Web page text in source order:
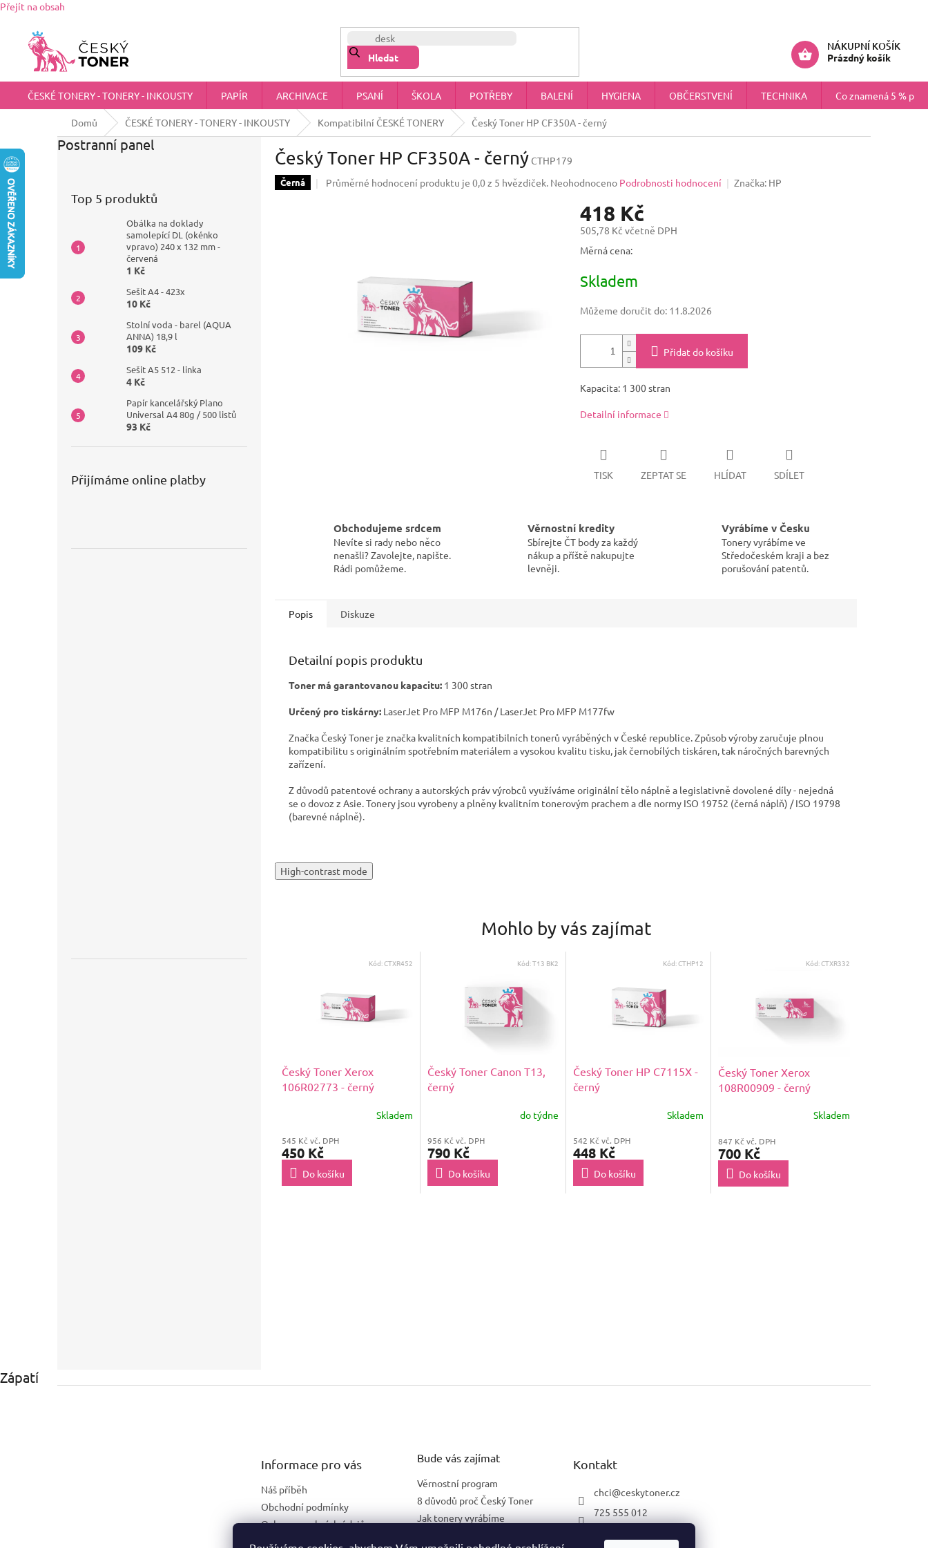
Přejít na obsah
chci@ceskytoner.cz
Hledat
NÁKUPNÍ KOŠÍK
Prázdný košík
ČESKÉ TONERY - TONERY - INKOUSTY PAPÍR ARCHIVACE PSANÍ ŠKOLA POTŘEBY BALENÍ HYGIENA OBČERSTVENÍ TECHNIKA Co znamená 5 %
Domů ČESKÉ TONERY - TONERY - INKOUSTY Kompatibilní ČESKÉ TONERY Český Toner HP CF350A - černý
Postranní panel
Top 5 produktů
Obálka na doklady
samolepící DL (okénko
vpravo) 240 x 132 mm -
červená
1 Kč
Sešit A4 - 423x
10 Kč
Stolní voda - barel (AQUA
ANNA) 18,9 l
109 Kč
Sešit A5 512 - linka
4 Kč
Papír kancelářský Plano
Universal A4 80g / 500 listů
93 Kč
Přijímáme online platby
Český Toner HP CF350A - černý CTHP179
Černá Průměrné hodnocení produktu je 0,0 z 5 hvězdiček. Neohodnoceno Podrobnosti hodnocení Značka: HP
418 Kč
505,78 Kč včetně DPH
Měrná cena:
Skladem
Můžeme doručit do: 11.8.2026
Přidat do košíku
Kapacita: 1 300 stran
Detailní informace
TISK ZEPTAT SE HLÍDAT SDÍLET
Obchodujeme srdcem
Nevíte si rady nebo něco
nenašli? Zavolejte, napište.
Rádi pomůžeme.
Věrnostní kredity
Sbírejte ČT body za každý
nákup a příště nakupujte
levněji.
Vyrábíme v Česku
Tonery vyrábíme ve
Středočeském kraji a bez
porušování patentů.
Popis Diskuze
Detailní popis produktu
Toner má garantovanou kapacitu: 1 300 stran
Určený pro tiskárny: LaserJet Pro MFP M176n / LaserJet Pro MFP M177fw
Značka Český Toner je značka kvalitních kompatibilních tonerů vyráběných v České republice. Způsob výroby zaručuje plnou
kompatibilitu s originálním spotřebním materiálem a vysokou kvalitu tisku, jak černobílých tiskáren, tak náročných barevných
zařízení.
Z důvodů patentové ochrany a autorských práv výrobců využíváme originální tělo náplně a legislativně dovolené díly - nejedná
se o dovoz z Asie. Tonery jsou vyrobeny a plněny kvalitním tonerovým prachem a dle normy ISO 19752 (černá náplň) / ISO 19798
(barevné náplně).
High-contrast mode
Mohlo by vás zajímat
Český Toner Xerox
106R02773 - černý
Skladem
545 Kč vč. DPH
450 Kč
Do košíku
Kód:CTXR452
Český Toner Canon T13,
černý
do týdne
956 Kč vč. DPH
790 Kč
Do košíku
Kód:T13 BK2
Český Toner HP C7115X -
černý
Skladem
542 Kč vč. DPH
448 Kč
Do košíku
Kód:CTHP12
Český Toner Xerox
108R00909 - černý
Skladem
847 Kč vč. DPH
700 Kč
Do košíku
Kód:CTXR332
Zápatí
Informace pro vás
Náš příběh
Obchodní podmínky
Ochrana osobních údajů
Náhradní plnění pro firmy
Bude vás zajímat
Věrnostní program
8 důvodů proč Český Toner
Jak tonery vyrábíme
Kontakt
chci@ceskytoner.cz
725 555 012